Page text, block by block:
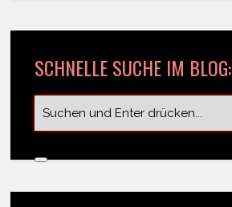
SCHNELLE SUCHE IM BLOG: